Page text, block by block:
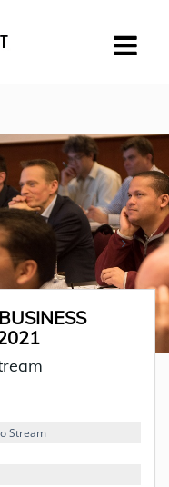
Stream